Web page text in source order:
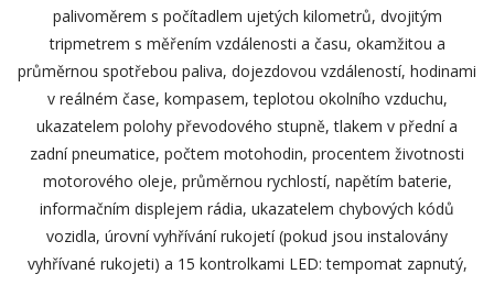
palivoměrem s počítadlem ujetých kilometrů, dvojitým
tripmetrem s měřením vzdálenosti a času, okamžitou a
průměrnou spotřebou paliva, dojezdovou vzdáleností, hodinami
v reálném čase, kompasem, teplotou okolního vzduchu,
ukazatelem polohy převodového stupně, tlakem v přední a
zadní pneumatice, počtem motohodin, procentem životnosti
motorového oleje, průměrnou rychlostí, napětím baterie,
informačním displejem rádia, ukazatelem chybových kódů
vozidla, úrovní vyhřívání rukojetí (pokud jsou instalovány
vyhřívané rukojeti) a 15 kontrolkami LED: tempomat zapnutý,